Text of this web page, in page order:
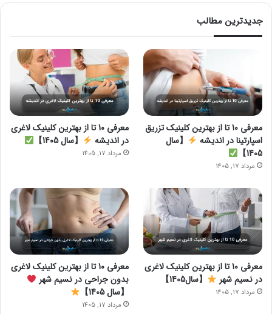
جدیدترین مطالب
معرفی 10 تا از بهترین کلینیک تزریق
اسپارتینا در اندیشه
【سال
1405】
مرداد 17, 1405
معرفی 10 تا از بهترین کلینیک لاغری
در اندیشه
【سال 1405】
مرداد 17, 1405
معرفی 10 تا از بهترین کلینیک لاغری
در نسیم شهر
【سال1405】
مرداد 17, 1405
معرفی 10 تا از بهترین کلینیک لاغری
بدون جراحی در نسیم شهر
【سال 1405】
مرداد 17, 1405